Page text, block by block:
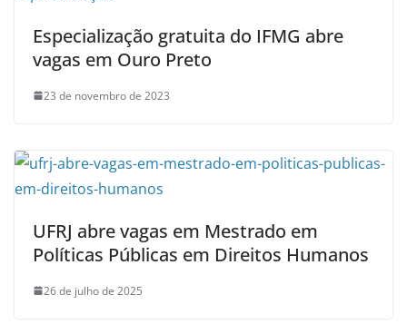
Especialização gratuita do IFMG abre
vagas em Ouro Preto
23 de novembro de 2023
UFRJ abre vagas em Mestrado em
Políticas Públicas em Direitos Humanos
26 de julho de 2025